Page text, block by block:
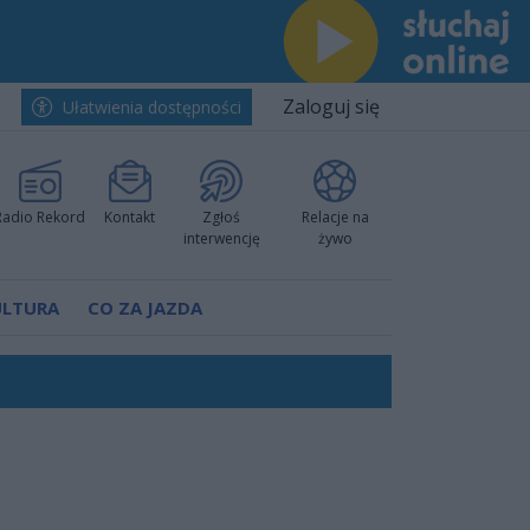
Ułatwienia dostępności Zaloguj się
Rekord Kontakt
Zgłoś
interwencję
Relacje na
żywo
CO ZA JAZDA